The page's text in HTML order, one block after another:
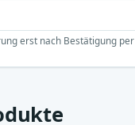
erst nach Bestätigung